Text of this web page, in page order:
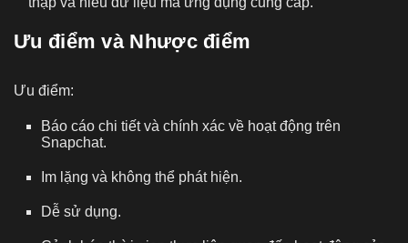
Ưu điểm và Nhược điểm
Ưu điểm:
Báo cáo chi tiết và chính xác về hoạt động trên
Snapchat.
Im lặng và không thể phát hiện.
Dễ sử dụng.